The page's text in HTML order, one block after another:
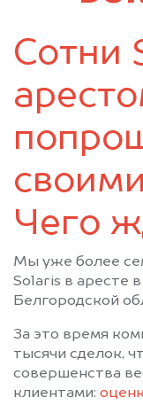
Сотни
Чего
Мы уже более
Solaris в аресте
Белгородской
За это время
тысячи сделок,
совершенства
клиентами: